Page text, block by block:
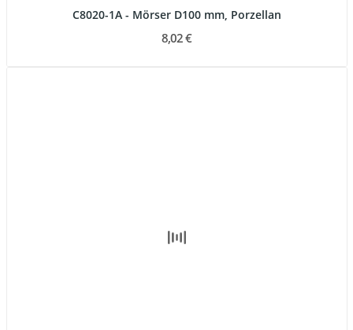
C8020-1A - Mörser D100 mm, Porzellan
8,02 €